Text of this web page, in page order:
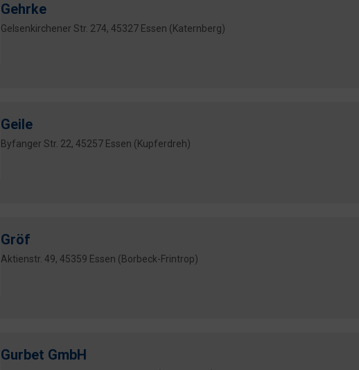
Gehrke
Gelsenkirchener Str. 274, 45327 Essen (Katernberg)
Geile
Byfanger Str. 22, 45257 Essen (Kupferdreh)
Gröf
Aktienstr. 49, 45359 Essen (Borbeck-Frintrop)
Gurbet GmbH